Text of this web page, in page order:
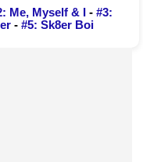
Me, Myself & I - #3:
- #5: Sk8er Boi